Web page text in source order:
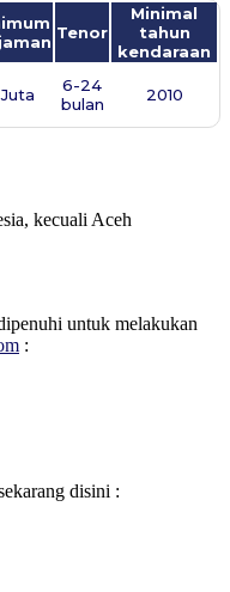
Tenor
Minimal
tahun
kendaraan
6-24
bulan
2010
kecuali Aceh
untuk melakukan
:
disini :